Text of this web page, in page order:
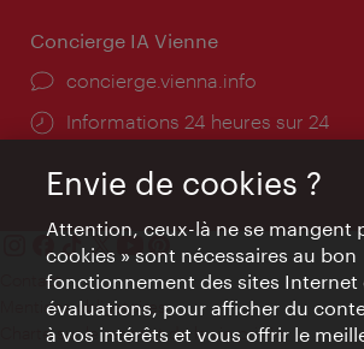
Concierge IA Vienne
Ort:
concierge.vienna.info
Öffnungszeiten:
Informations 24 heures sur 24
Contact
Mentions obligatoires
Charte sur le respect de la vie privée
Envie de cookies ?
Attention, ceux-là ne se mangent
cookies » sont nécessaires au bon
fonctionnement des sites Internet
évaluations, pour afficher du
à vos intérêts et vous offrir le